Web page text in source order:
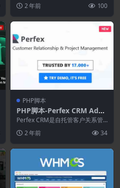
能...2 年前 100
PHP脚本
PHP脚本-Perfex CRM Addo
ns(Perfex拓展)
Perfex CRM是自托管客户关系管
自由职业者或...
2 年前 34